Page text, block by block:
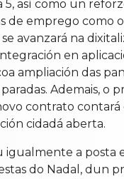
5, así como un
de emprego como
avanzará na
en
ampliación das
Ademais, o
contrato contará
cidadá aberta.
igualmente a posta
do Nadal, dun